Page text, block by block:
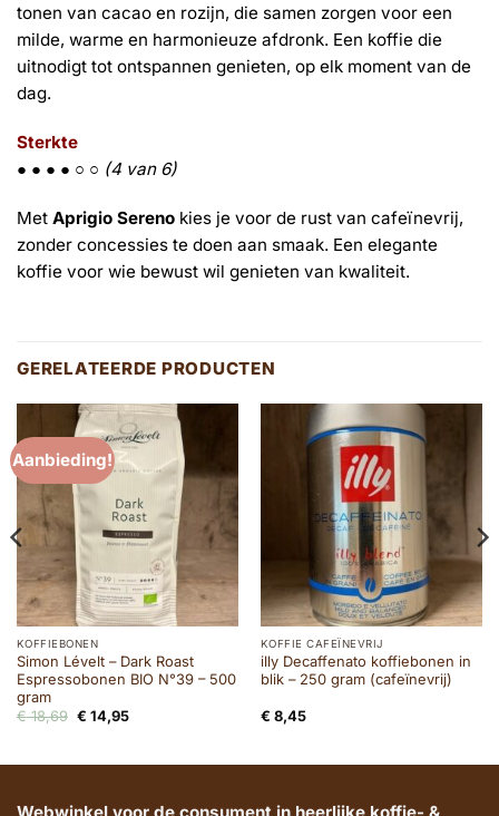
tonen van cacao en rozijn, die samen zorgen voor een
milde, warme en harmonieuze afdronk. Een koffie die
uitnodigt tot ontspannen genieten, op elk moment van de
dag.
Sterkte
● ● ● ● ○ ○ (4 van 6)
Met Aprigio Sereno kies je voor de rust van cafeïnevrij,
zonder concessies te doen aan smaak. Een elegante
koffie voor wie bewust wil genieten van kwaliteit.
GERELATEERDE PRODUCTEN
Aanbieding!
KOFFIEBONEN
Simon Lévelt – Dark Roast
Espressobonen BIO N°39 – 500
gram
€18,69 Oorspronkelijke
€ 14,95Huidige
KOFFIE CAFEÏNEVRIJ
illy Decaffenato koffiebonen in
blik – 250 gram (cafeïnevrij)
€ 8,45